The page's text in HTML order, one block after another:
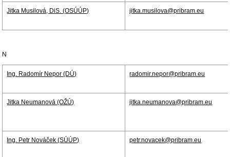
Jitka Musilová, DiS. (OSÚÚP) jitka.musilova@pribram.eu
N
Ing. Radomír Nepor (DÚ) radomir.nepor@pribram.eu
Jitka Neumanová (OŽÚ) jitka.neumanova@pribram.eu
Ing. Petr Nováček (SÚÚP) petr.novacek@pribram.eu